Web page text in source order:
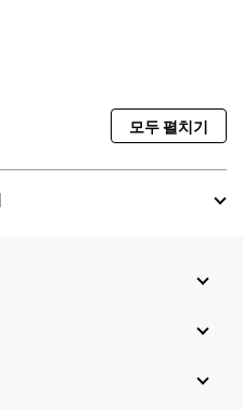
모두 펼치기